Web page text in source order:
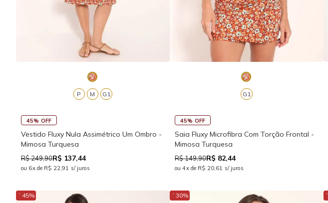
M
P G1
45% OFF
Vestido Fluxy Nula Assimétrico Um Ombro -
Mimosa Turquesa
R$ 249,90R$ 137,44
ou 6x de R$ 22,91 s/ juros
G1
45% OFF
Saia Fluxy Microfibra Com Torção Frontal -
Mimosa Turquesa
R$ 149,90R$ 82,44
ou 4x de R$ 20,61 s/ juros
↓ 45% ↓ 30% ↓